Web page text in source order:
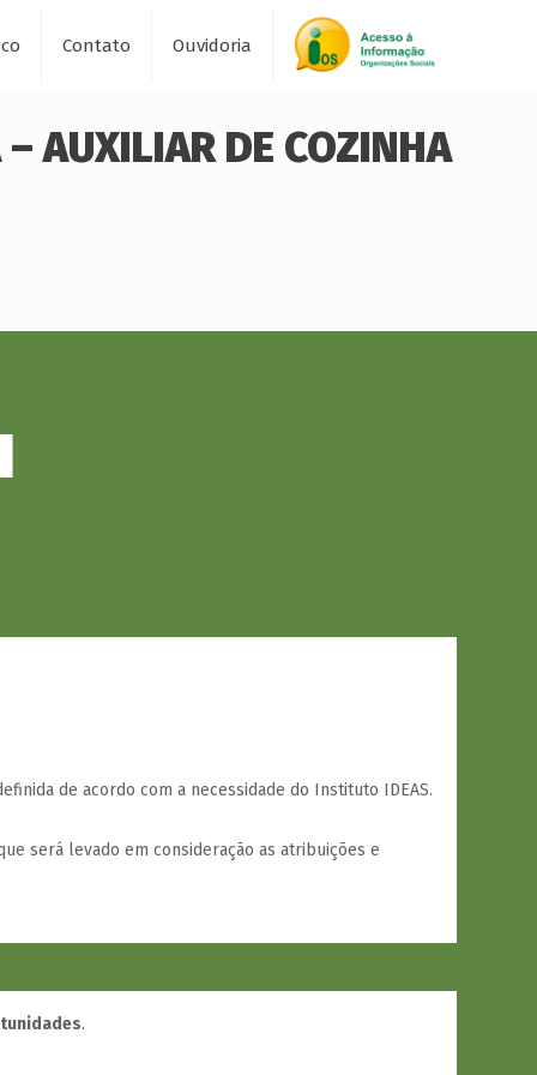
Contato Ouvidoria
AUXILIAR DE COZINHA
de acordo com a necessidade do Instituto IDEAS.
será levado em consideração as atribuições e
.